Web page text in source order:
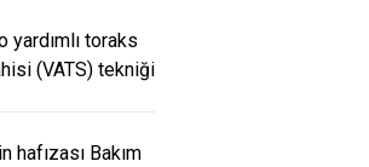
yardımlı toraks
(VATS) tekniği
hafızası Bakım